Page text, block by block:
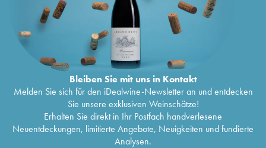
Bleiben Sie mit uns in Kontakt
Melden Sie sich für den iDealwine-Newsletter an und entdecken
Sie unsere exklusiven Weinschätze!
Erhalten Sie direkt in Ihr Postfach handverlesene
Neuentdeckungen, limitierte Angebote, Neuigkeiten und fundierte
Analysen.